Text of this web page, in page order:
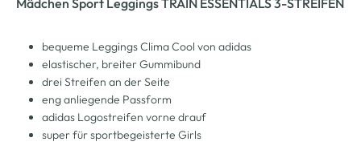
bequeme Leggings Clima Cool von adidas
elastischer, breiter Gummibund
drei Streifen an der Seite
eng anliegende Passform
adidas Logostreifen vorne drauf
super für sportbegeisterte Girls